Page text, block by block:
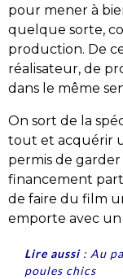
pour mener à
quelque sorte,
production. De
réalisateur, de
dans le même
On sort de la
tout et acquérir
permis de
financement
de faire du film
emporte avec
Lire aussi: Au
poules chics